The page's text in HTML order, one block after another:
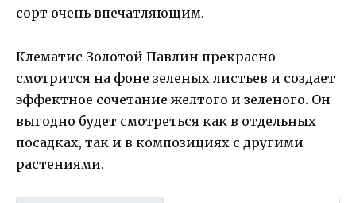
сорт очень впечатляющим.
Клематис Золотой Павлин прекрасно
смотрится на фоне зеленых листьев и создает
эффектное сочетание желтого и зеленого. Он
выгодно будет смотреться как в отдельных
посадках, так и в композициях с другими
растениями.